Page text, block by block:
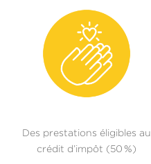
Des prestations éligibles au
crédit d’impôt (50 %)